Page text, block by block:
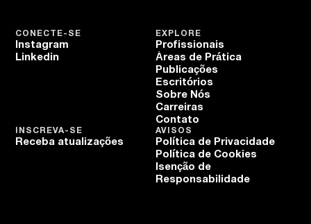
EXPLORE
Profissionais
Áreas de Prática
Publicações
Escritórios
Sobre Nós
Carreiras
Contato
CONECTE-SE
Instagram
Linkedin
AVISOS
Política de Privacidade
Política de Cookies
Isenção de
Responsabilidade
INSCREVA-SE
Receba atualizações